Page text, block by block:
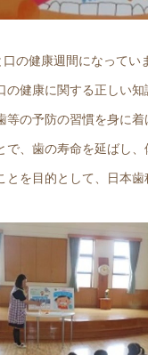
の健康週間になってい
の健康に関する正しい
等の予防の習慣を身に着
で、歯の寿命を延ばし
とを目的として、日本